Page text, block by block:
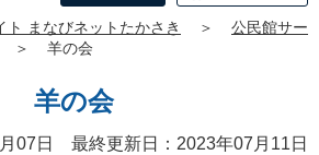
まなびネットたかさき ＞
公民館サー
＞ 羊の会
羊の会
07日 最終更新日：2023年07月11日